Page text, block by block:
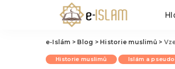
e-Islám > Blog > Historie muslimů>
Historie muslimů Islám a